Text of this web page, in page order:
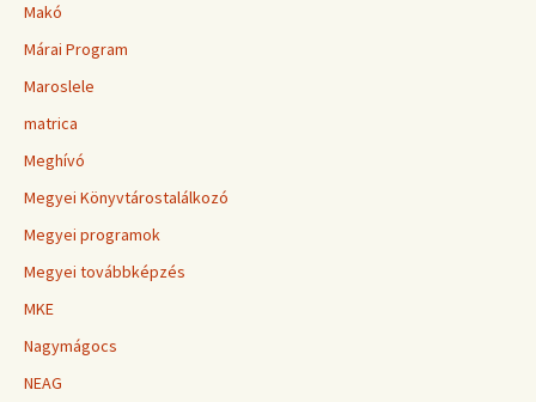
Makó
Márai Program
Maroslele
matrica
Meghívó
Megyei Könyvtárostalálkozó
Megyei programok
Megyei továbbképzés
MKE
Nagymágocs
NEAG